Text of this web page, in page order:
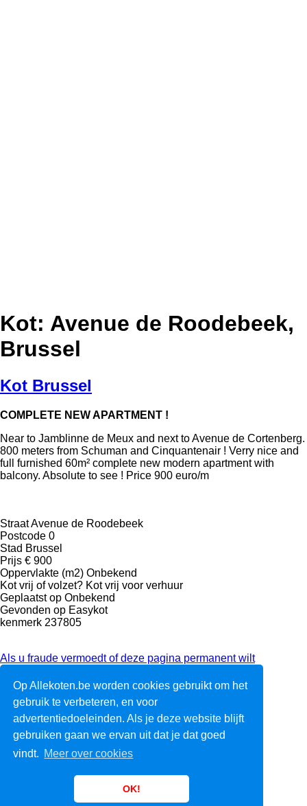
Op Allekoten.be worden cookies gebruikt om het
gebruik te verbeteren, en voor
advertentiedoeleinden. Als je deze website blijft
gebruiken gaan we ervan uit dat je dat goed
vindt. Meer over cookies
OK!
Kot: Avenue de Roodebeek,
Brussel
Kot Brussel
COMPLETE NEW APARTMENT !
Near to Jamblinne de Meux and next to Avenue de Cortenberg.
800 meters from Schuman and Cinquantenair ! Verry nice and
full furnished 60m² complete new modern apartment with
balcony. Absolute to see ! Price 900 euro/m
StraatAvenue de Roodebeek
Postcode 0
Stad Brussel
Prijs € 900
Oppervlakte (m2) Onbekend
Kot vrij of volzet? Kot vrij voor verhuur
Geplaatst op Onbekend
Gevonden op Easykot
kenmerk 237805
Als u fraude vermoedt of deze pagina permanent wilt
verwijderen, contacteer dan de webmaster
Ga naar dit kot
Over ons
Voorwaarden
F.A.Q.